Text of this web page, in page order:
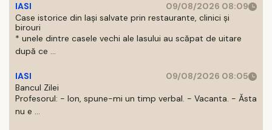
IASI
09/08/2026 08:09
Case istorice din Iași salvate prin restaurante, clinici și
birouri
* unele dintre casele vechi ale Iasului au scăpat de uitare
după ce ...
IASI
09/08/2026 08:05
Bancul Zilei
Profesorul: - Ion, spune-mi un timp verbal. - Vacanta. - Ăsta
nu e ...